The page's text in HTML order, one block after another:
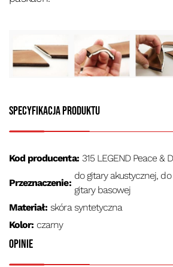
Opinie
Specyfikacja produktu
Kod producenta: 315 LEGEND Peace &
Przeznaczenie:
do gitary akustycznej,
gitary basowej
Materiał: skóra syntetyczna
Kolor: czarny